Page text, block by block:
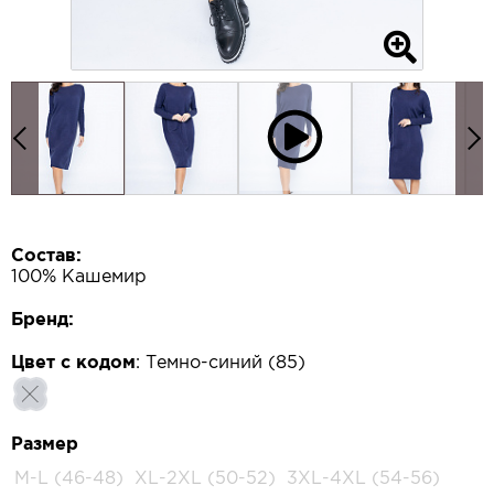
Состав:
100% Кашемир
Бренд:
Цвет с кодом: Темно-синий (85)
Размер
M-L (46-48)
XL-2XL (50-52)
3XL-4XL (54-56)